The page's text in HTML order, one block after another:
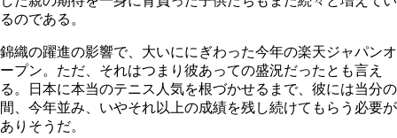
るのである。
錦織の躍進の影響で、大いににぎわった今年の楽天ジャパンオ
ープン。ただ、それはつまり彼あっての盛況だったとも言え
る。日本に本当のテニス人気を根づかせるまで、彼には当分の
間、今年並み、いやそれ以上の成績を残し続けてもらう必要が
ありそうだ。